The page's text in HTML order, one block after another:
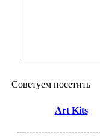
Советуем посетить
Art Kits